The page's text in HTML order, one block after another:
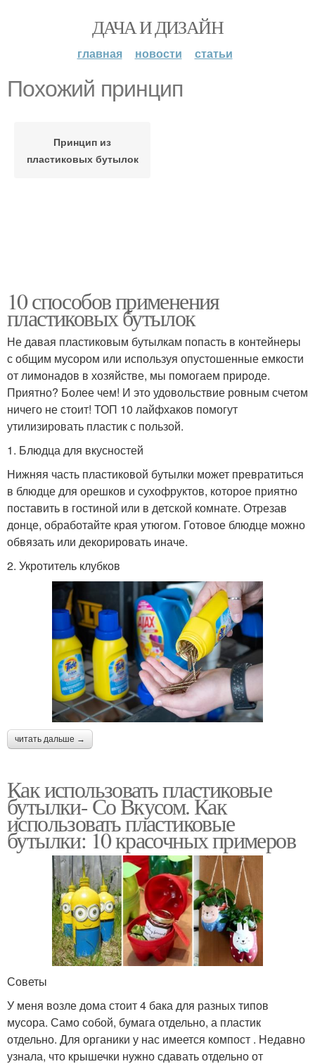
ДАЧА И ДИЗАЙН
главная новости статьи
Похожий принцип
Принцип из
пластиковых бутылок
10 способов применения
пластиковых бутылок
Не давая пластиковым бутылкам попасть в контейнеры
с общим мусором или используя опустошенные емкости
от лимонадов в хозяйстве, мы помогаем природе.
Приятно? Более чем! И это удовольствие ровным счетом
ничего не стоит! ТОП 10 лайфхаков помогут
утилизировать пластик с пользой.
1. Блюдца для вкусностей
Нижняя часть пластиковой бутылки может превратиться
в блюдце для орешков и сухофруктов, которое приятно
поставить в гостиной или в детской комнате. Отрезав
донце, обработайте края утюгом. Готовое блюдце можно
обвязать или декорировать иначе.
2. Укротитель клубков
читать дальше →
Как использовать пластиковые
бутылки- Со Вкусом. Как
использовать пластиковые
бутылки: 10 красочных примеров
Советы
У меня возле дома стоит 4 бака для разных типов
мусора. Само собой, бумага отдельно, а пластик
отдельно. Для органики у нас имеется компост . Недавно
узнала, что крышечки нужно сдавать отдельно от